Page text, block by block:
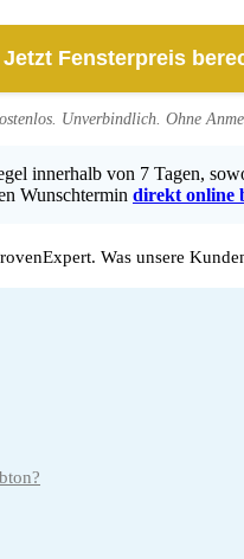
Fensterpreis
Unverbindlich. Ohne
innerhalb von 7 Tagen,
Wunschtermin direkt online
Was unsere